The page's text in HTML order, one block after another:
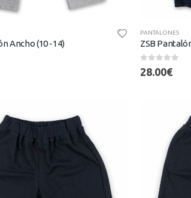
Ancho (10 -14)
PANTALONES
ZSB
0out of 5
28.00€